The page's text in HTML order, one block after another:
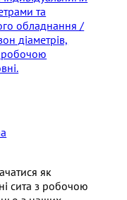
як
сита з робочою